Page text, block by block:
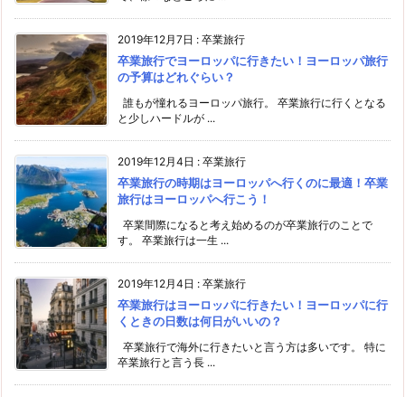
2019年12月7日 : 卒業旅行
卒業旅行でヨーロッパに行きたい！ヨーロッパ旅行
の予算はどれぐらい？
誰もが憧れるヨーロッパ旅行。 卒業旅行に行くとなる
と少しハードルが ...
2019年12月4日 : 卒業旅行
卒業旅行の時期はヨーロッパへ行くのに最適！卒業
旅行はヨーロッパへ行こう！
卒業間際になると考え始めるのが卒業旅行のことで
す。 卒業旅行は一生 ...
2019年12月4日 : 卒業旅行
卒業旅行はヨーロッパに行きたい！ヨーロッパに行
くときの日数は何日がいいの？
卒業旅行で海外に行きたいと言う方は多いです。 特に
卒業旅行と言う長 ...